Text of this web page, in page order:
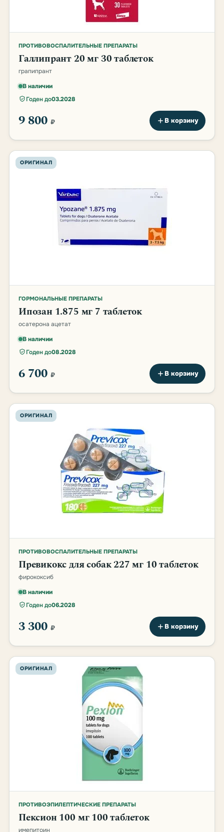
ПРОТИВОВОСПАЛИТЕЛЬНЫЕ ПРЕПАРАТЫ
Галлипрант 20 мг 30 таблеток
грапипрант
В наличии
Годен до03.2028
9 800 ₽ В корзину
ОРИГИНАЛ
ГОРМОНАЛЬНЫЕ ПРЕПАРАТЫ
Ипозан 1.875 мг 7 таблеток
осатерона ацетат
В наличии
Годен до08.2028
6 700 ₽ В корзину
ОРИГИНАЛ
ПРОТИВОВОСПАЛИТЕЛЬНЫЕ ПРЕПАРАТЫ
Превикокс для собак 227 мг 10 таблеток
фирококсиб
В наличии
Годен до06.2028
3 300 ₽ В корзину
ОРИГИНАЛ
ПРОТИВОЭПИЛЕПТИЧЕСКИЕ ПРЕПАРАТЫ
Пексион 100 мг 100 таблеток
имепитоин